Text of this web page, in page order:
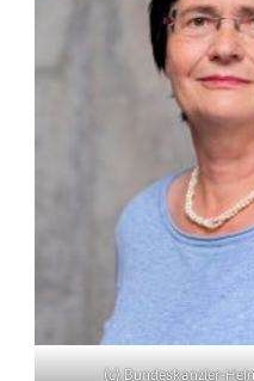
(c) Bundeskanzler-